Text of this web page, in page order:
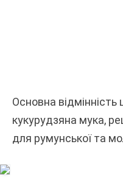
Основна відмінність
кукурудзяна мука,
для румунської та